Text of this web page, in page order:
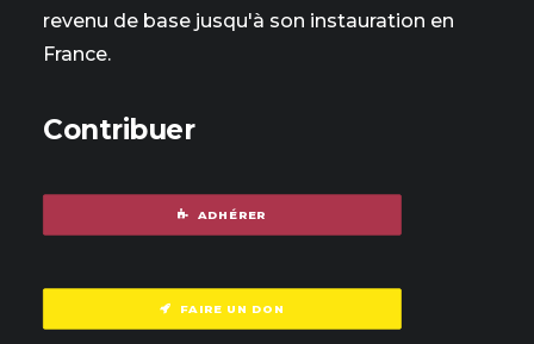
revenu de base jusqu'à son instauration en
France.
Contribuer
ADHÉRER
FAIRE UN DON